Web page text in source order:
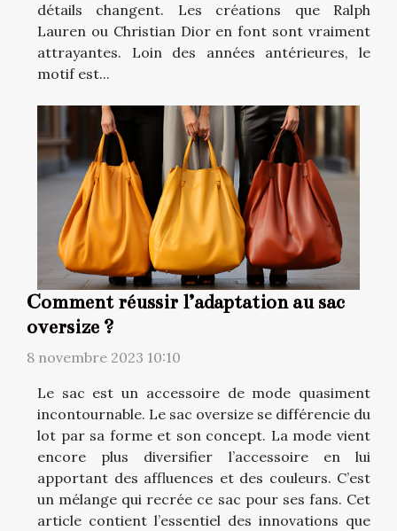
détails changent. Les créations que Ralph
Lauren ou Christian Dior en font sont vraiment
attrayantes. Loin des années antérieures, le
motif est...
Comment réussir l’adaptation au sac
oversize ?
8 novembre 2023 10:10
Le sac est un accessoire de mode quasiment
incontournable. Le sac oversize se différencie du
lot par sa forme et son concept. La mode vient
encore plus diversifier l’accessoire en lui
apportant des affluences et des couleurs. C’est
un mélange qui recrée ce sac pour ses fans. Cet
article contient l’essentiel des innovations que